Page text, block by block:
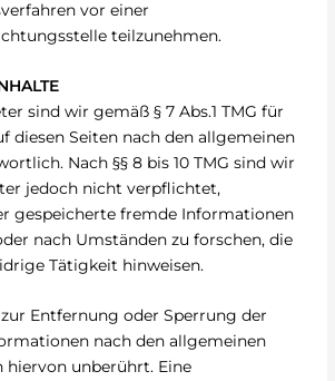
vor einer
teilzunehmen.
sind wir gemäß § 7 Abs.1 TMG für
diesen Seiten nach den allgemeinen
Nach §§ 8 bis 10 TMG sind wir
jedoch nicht verpflichtet,
gespeicherte fremde Informationen
nach Umständen zu forschen, die
Tätigkeit hinweisen.
Entfernung oder Sperrung der
nach den allgemeinen
hiervon unberührt. Eine